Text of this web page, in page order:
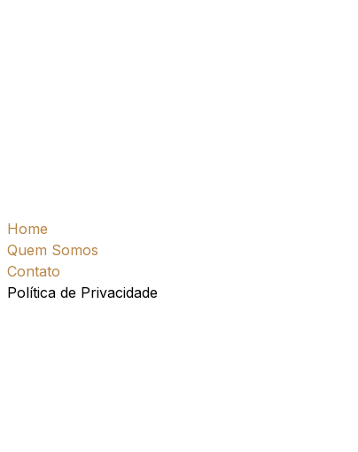
Home
Quem Somos
Contato
Política de Privacidade